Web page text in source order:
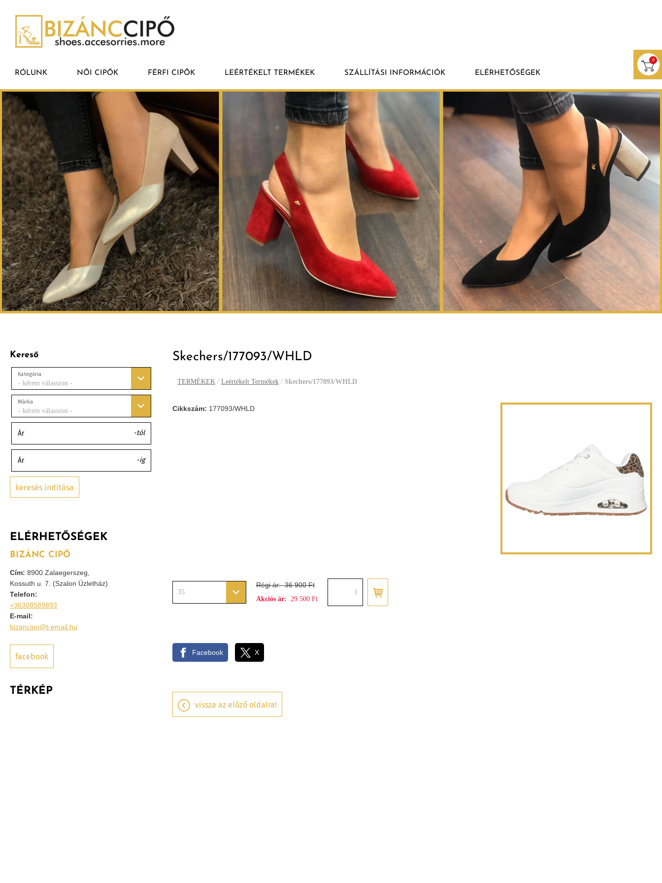
0
RÓLUNK NŐI CIPŐK FÉRFI CIPŐK LEÉRTÉKELT TERMÉKEK SZÁLLÍTÁSI INFORMÁCIÓK ELÉRHETŐSÉGEK
Kereső
Kategória
- kérem válasszon -
Márka
- kérem válasszon -
Ár -tól
Ár -ig
keresés indítása
ELÉRHETŐSÉGEK
BIZÁNC CIPŐ
Cím: 8900 Zalaegerszeg,
Kossuth u. 7. (Szalon Üzletház)
Telefon:
+36308589893
E-mail:
bizancipo@t-email.hu
facebook
TÉRKÉP
Skechers/177093/WHLD
TERMÉKEK / Leértékelt Termékek / Skechers/177093/WHLD
35
Régi ár:36 900 Ft
Akciós ár: 29 500 Ft
Cikkszám: 177093/WHLD
Facebook X
vissza az előző oldalra!